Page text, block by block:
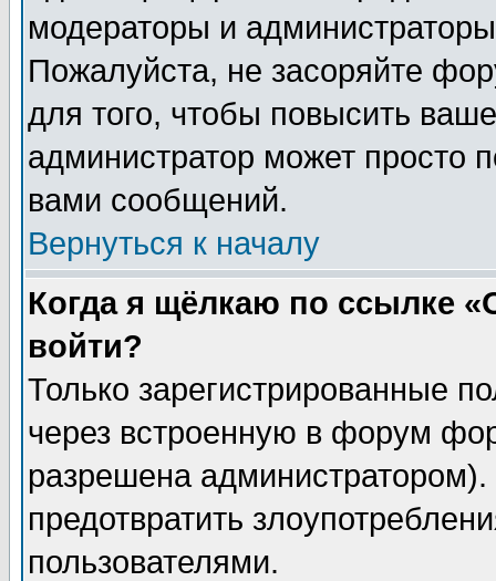
модераторы и
Пожалуйста, не засоряйте
для того, чтобы повысить
администратор может просто
вами сообщений.
Вернуться к началу
Когда я щёлкаю по ссылке
войти?
Только зарегистрированные
через встроенную в форум
разрешена
предотвратить
пользователями.